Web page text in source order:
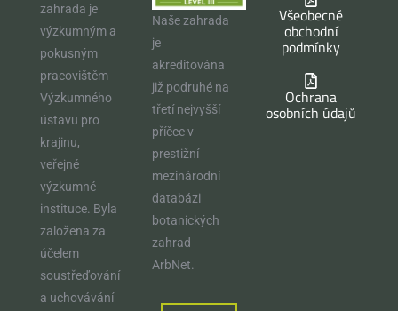
zahrada je
výzkumným a
pokusným
pracovištěm
Výzkumného
ústavu pro
krajinu,
veřejné
výzkumné
instituce. Byla
založena za
účelem
soustřeďování
a uchovávání
Naše zahrada
je
akreditována
již podruhé na
třetí nejvyšší
příčce v
prestižní
mezinárodní
databázi
botanických
zahrad
ArbNet.
Všeobecné
obchodní
podmínky
Ochrana
osobních údajů